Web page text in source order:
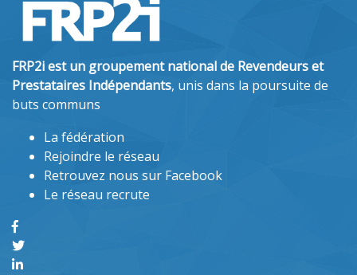
FRP2i est un groupement national de Revendeurs et
Prestataires Indépendants, unis dans la poursuite de
buts communs
La fédération
Rejoindre le réseau
Retrouvez nous sur Facebook
Le réseau recrute